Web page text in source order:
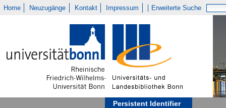
Home Neuzugänge Kontakt Impressum Erweiterte Suche
Persistent Identifier